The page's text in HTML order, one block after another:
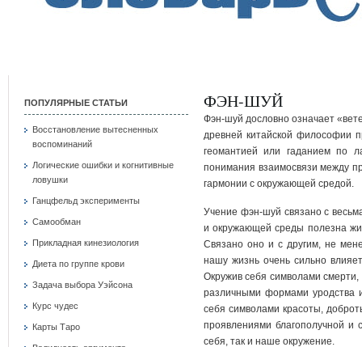
ПОПУЛЯРНЫЕ СТАТЬИ
Восстановление вытесненных
воспоминаний
Логические ошибки и когнитивные
ловушки
Ганцфельд эксперименты
Самообман
Прикладная кинезиология
Диета по группе крови
Задача выбора Уэйсона
Курс чудес
Карты Таро
ФЭН-ШУЙ
Фэн-шуй дословно означает
древней китайской философии
геомантией или гаданием по
понимания взаимосвязи между
гармонии с окружающей средой.
Учение фэн-шуй связано с
и окружающей среды полезна
Связано оно и с другим, не
нашу жизнь очень сильно
Окружив себя символами
различными формами уродства
себя символами красоты,
проявлениями благополучной и
себя, так и наше окружение.